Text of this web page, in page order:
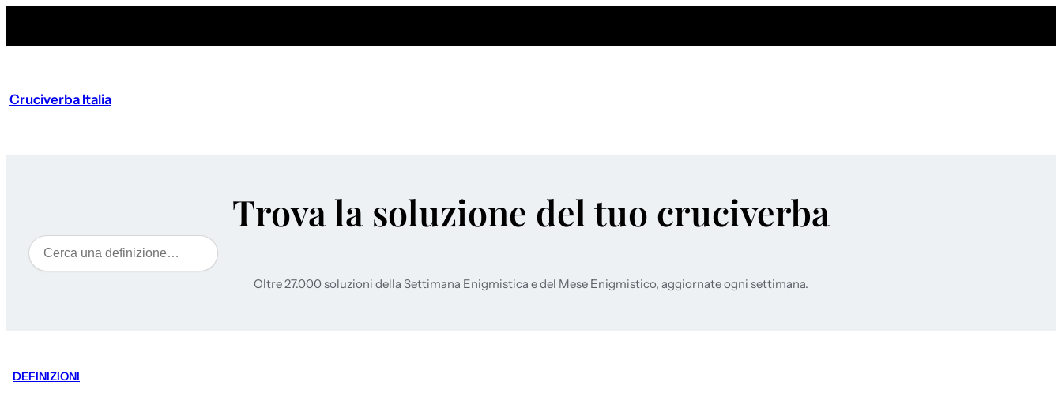
Cruciverba Italia
Trova la soluzione del tuo cruciverba
Cerca
Oltre 27.000 soluzioni della Settimana Enigmistica e del Mese Enigmistico, aggiornate ogni settimana.
DEFINIZIONI